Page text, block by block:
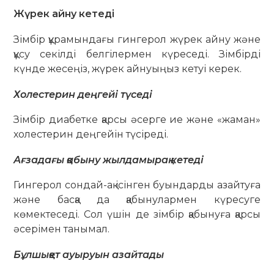
Жүрек айну кетеді
Зімбір құрамындағы гингерол жүрек айну және
құсу секілді белгілермен күреседі. Зімбірді
күнде жесеңіз, жүрек айнуыңыз кетуі керек.
Холестерин деңгейі түседі
Зімбір диабетке қарсы әсерге ие және «жаман»
холестерин деңгейін түсіреді.
Ағзадағы қабыну жылдамырақ кетеді
Гингерол сондай-ақ ісінген буындарды азайтуға
және басқа да қабынулармен күресуге
көмектеседі. Сол үшін де зімбір қабынуға қарсы
әсерімен танымал.
Бұлшықет ауыруын азайтады